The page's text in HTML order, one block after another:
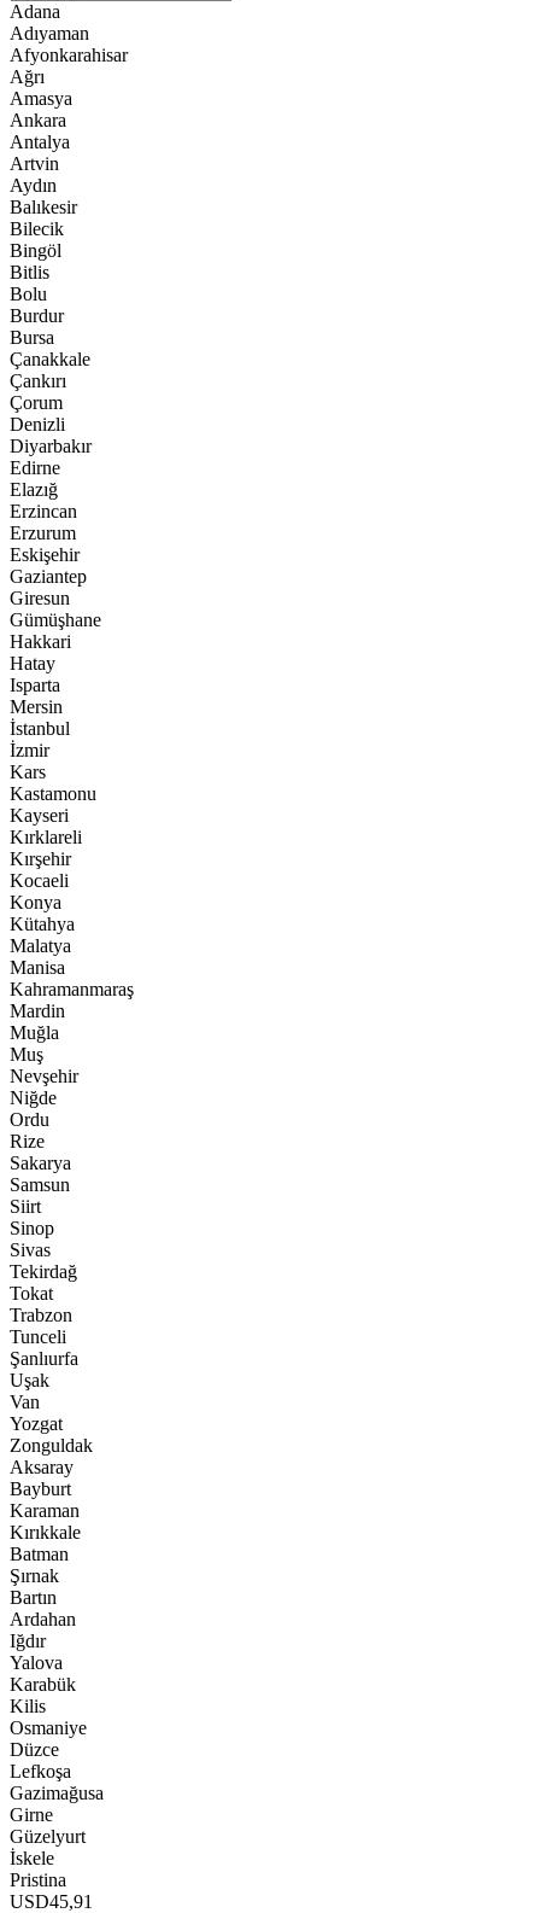
Adana
Adıyaman
Afyonkarahisar
Ağrı
Amasya
Ankara
Antalya
Artvin
Aydın
Balıkesir
Bilecik
Bingöl
Bitlis
Bolu
Burdur
Bursa
Çanakkale
Çankırı
Çorum
Denizli
Diyarbakır
Edirne
Elazığ
Erzincan
Erzurum
Eskişehir
Gaziantep
Giresun
Gümüşhane
Hakkari
Hatay
Isparta
Mersin
İstanbul
İzmir
Kars
Kastamonu
Kayseri
Kırklareli
Kırşehir
Kocaeli
Konya
Kütahya
Malatya
Manisa
Kahramanmaraş
Mardin
Muğla
Muş
Nevşehir
Niğde
Ordu
Rize
Sakarya
Samsun
Siirt
Sinop
Sivas
Tekirdağ
Tokat
Trabzon
Tunceli
Şanlıurfa
Uşak
Van
Yozgat
Zonguldak
Aksaray
Bayburt
Karaman
Kırıkkale
Batman
Şırnak
Bartın
Ardahan
Iğdır
Yalova
Karabük
Kilis
Osmaniye
Düzce
Lefkoşa
Gazimağusa
Girne
Güzelyurt
İskele
Pristina
USD45,91